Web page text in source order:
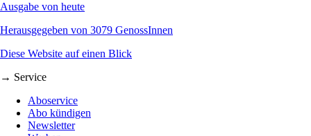
Ausgabe von heute
Herausgegeben von 3079 GenossInnen
Diese Website auf einen Blick
→ Service
Aboservice
Abo kündigen
Newsletter